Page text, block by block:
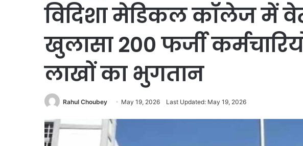
विदिशा मेडिकल कॉलेज में
खुलासा 200 फर्जी
लाखों का भुगतान
Rahul Choubey May 19, 2026 Last Updated: May 19, 2026